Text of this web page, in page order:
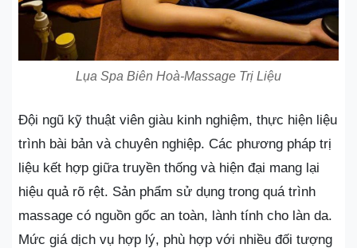
Lụa Spa Biên Hoà-Massage Trị Liệu
Đội ngũ kỹ thuật viên giàu kinh nghiệm, thực hiện liệu
trình bài bản và chuyên nghiệp. Các phương pháp trị
liệu kết hợp giữa truyền thống và hiện đại mang lại
hiệu quả rõ rệt. Sản phẩm sử dụng trong quá trình
massage có nguồn gốc an toàn, lành tính cho làn da.
Mức giá dịch vụ hợp lý, phù hợp với nhiều đối tượng